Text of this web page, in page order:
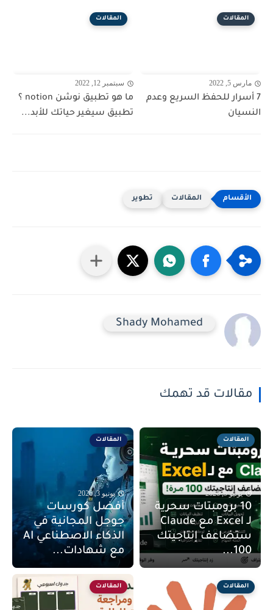
المقالات
مارس 5, 2022
7 أسرار للحفظ السريع وعدم
النسيان
المقالات
سبتمبر 12, 2022
ما هو تطبيق نوشن notion ؟
تطبيق سيغير حياتك للأبد...
المقالات تطوير
Shady Mohamed
مقالات قد تهمك
المقالات
يونيو 9, 2026
10 برومبتات سحرية
لـ Excel مع Claude
ستضاعف إنتاجيتك
100...
المقالات
يونيو 3, 2026
أفضل كورسات
جوجل المجانية في
الذكاء الاصطناعي AI
مع شهادات...
المقالات المقالات